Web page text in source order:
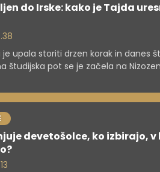
do Irske: kako je Tajda
je upala storiti drzen korak in danes
študijska pot se je začela na
katere so ključne razlike med
ki razmišljajo o odhodu.
devetošolce, ko izbirajo,